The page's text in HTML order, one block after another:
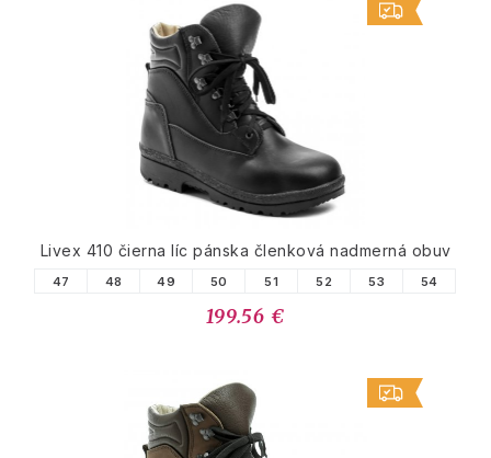
Livex 410 čierna líc pánska členková nadmerná obuv
47 48 49 50 51 52 53 54
199.56 €